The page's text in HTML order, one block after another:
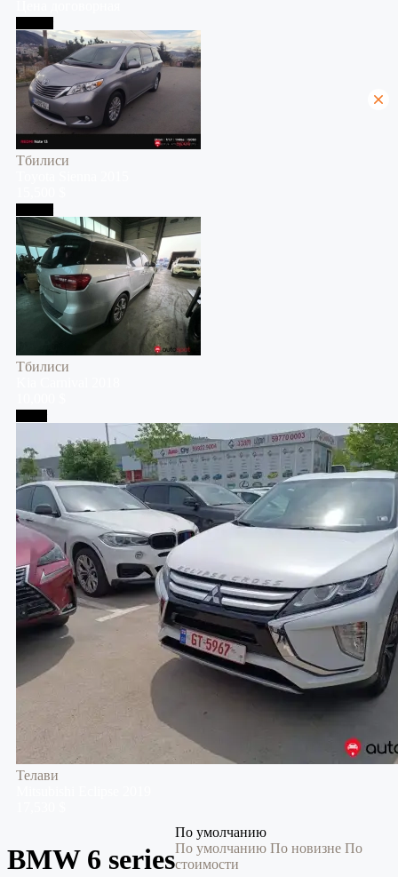
Тбилиси
Тбилиси
Телави
BMW 6 series
По умолчанию
По умолчанию По новизне По
стоимости